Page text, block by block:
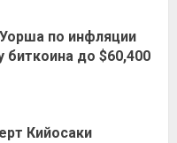
по инфляции
биткоина до $60,400
Кийосаки